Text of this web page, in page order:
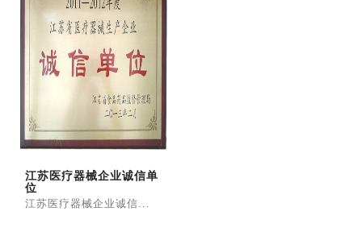
江苏医疗器械企业诚信单
位
江苏医疗器械企业诚信...